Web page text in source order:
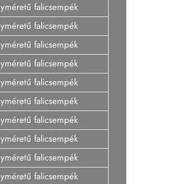
falicsempék
falicsempék
falicsempék
falicsempék
falicsempék
falicsempék
falicsempék
falicsempék
falicsempék
falicsempék